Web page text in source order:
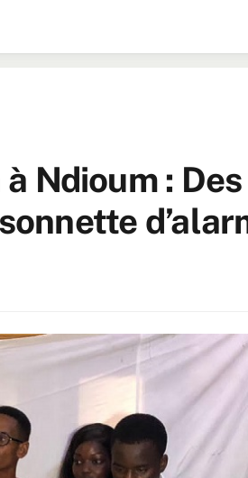
Ndioum : Des